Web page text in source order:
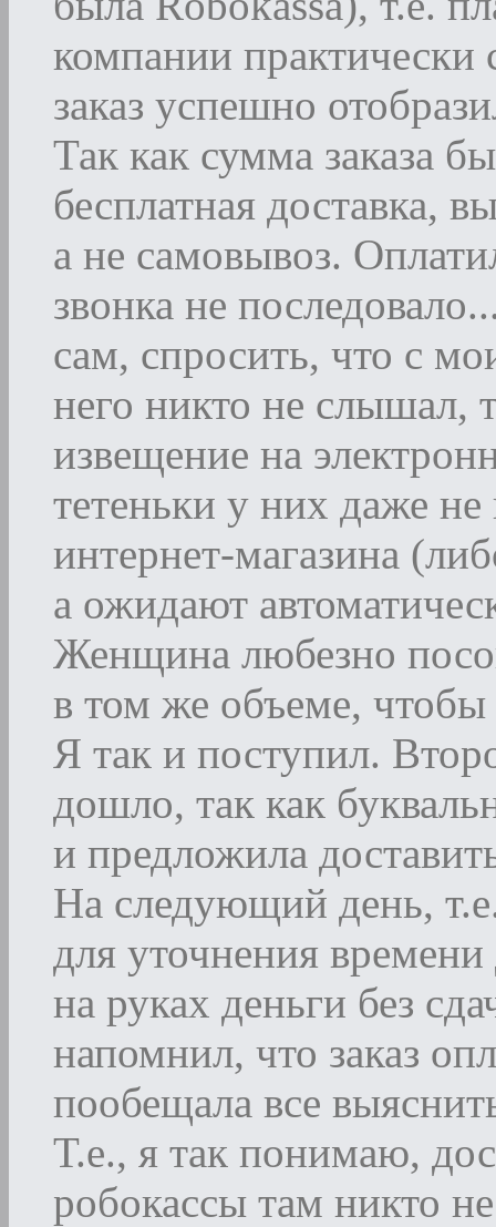
компании практически
заказ успешно
Так как сумма заказа
бесплатная доставка,
а не самовывоз.
звонка не
сам, спросить, что с
него никто не слышал,
извещение на
тетеньки у них даже
интернет-магазина
а ожидают
Женщина любезно
в том же объеме,
Я так и поступил.
дошло, так как
и предложила
На следующий день,
для уточнения
на руках деньги без
напомнил, что заказ
пообещала все
Т.е., я так понимаю,
робокассы там никто